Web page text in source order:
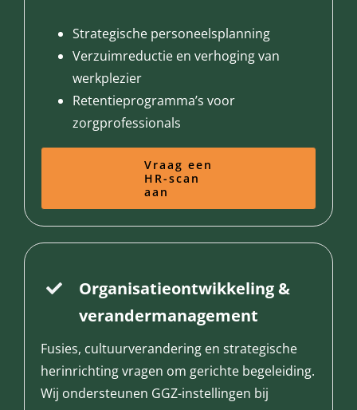
Strategische personeelsplanning
Verzuimreductie en verhoging van
werkplezier
Retentieprogramma’s voor
zorgprofessionals
Vraag een
HR-scan
aan
Organisatieontwikkeling &
verandermanagement
Fusies, cultuurverandering en strategische
herinrichting vragen om gerichte begeleiding.
Wij ondersteunen GGZ-instellingen bij